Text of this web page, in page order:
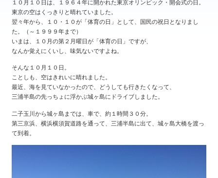
１０月１０日は、１９６４年に開かれた東京オリンピック・開会式の日。
東京の空はくっきりと晴れていました。
翌々年から、１０・１０が「体育の日」として、国民の祝日となりまし
た。（～１９９９年まで）
いまは、１０月の第２月曜日が「体育の日」ですが、
なんか覚えにくいし、味気ないですよね。
そんな１０月１０日。
ことしも、空はきれいに晴れました。
最近、海を見ていなかったので、どうしても行きたくなって、
三浦半島の先っちょに浮かぶ城ヶ島にドライブしました。
二子玉川から城ヶ島までは、車で、約１時間３０分。
第三京浜、横浜横須賀道路を通って、三浦半島に出て、城ヶ島大橋を渡っ
て到着。